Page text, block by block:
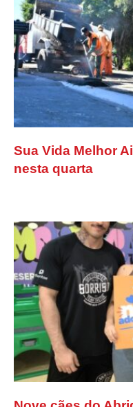
Sua Vida Melhor
nesta quarta